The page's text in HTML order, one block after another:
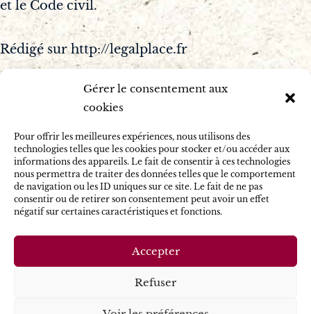
Gérer le consentement aux
cookies
Pour offrir les meilleures expériences, nous utilisons des
technologies telles que les cookies pour stocker et/ou accéder aux
informations des appareils. Le fait de consentir à ces technologies
nous permettra de traiter des données telles que le comportement
de navigation ou les ID uniques sur ce site. Le fait de ne pas
consentir ou de retirer son consentement peut avoir un effet
négatif sur certaines caractéristiques et fonctions.
Accepter
Refuser
et le Code civil.
Rédigé sur http://legalplace.fr
Rédaction web SEO
Correction
Portfolio
Qui suis-je ?
Mention légales
Politique de confidentialité